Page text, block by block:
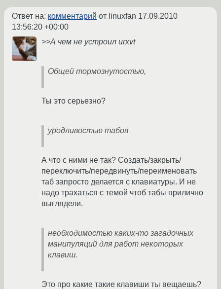
Ответ на: комментарий от linuxfan 17.09.2010
13:56:20 +00:00
>>А чем не устроил urxvt
Общей тормознутостью,
Ты это серьезно?
уродливостью табов
А что с ними не так? Создать/закрыть/
переключить/передвинуть/переименовать
таб запросто делается с клавиатуры. И не
надо трахаться с темой чтоб табы прилично
выглядели.
необходимостью каких-то загадочных
манипуляций для работ некоторых
клавиш.
Это про какие такие клавиши ты вещаешь?